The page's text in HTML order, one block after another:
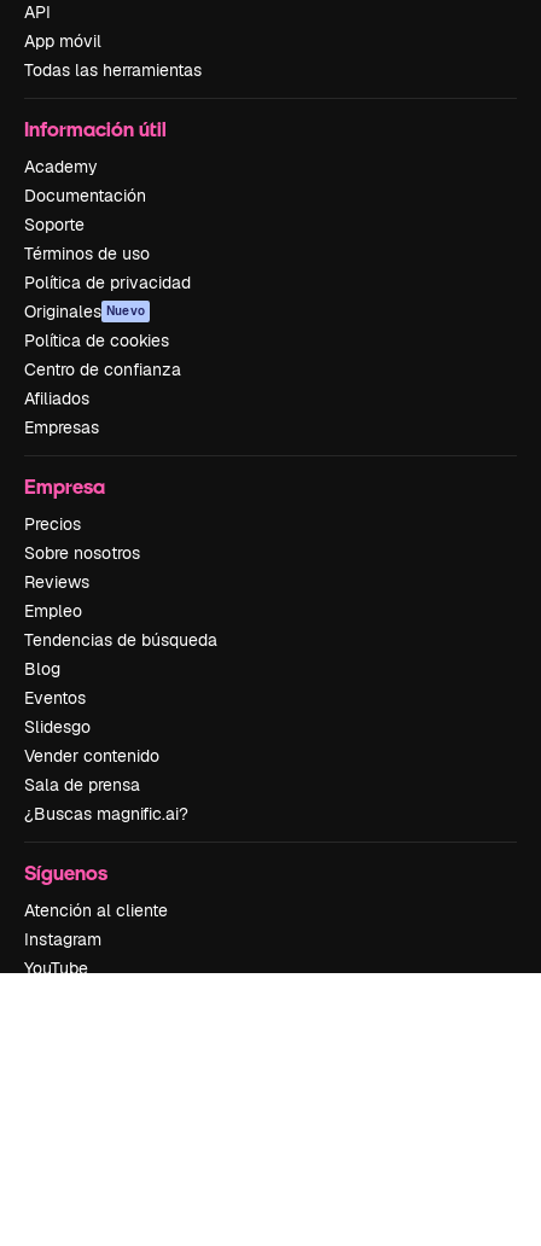
API
App móvil
Todas las herramientas
Información útil
Academy
Documentación
Soporte
Términos de uso
Política de privacidad
Originales Nuevo
Política de cookies
Centro de confianza
Afiliados
Empresas
Empresa
Precios
Sobre nosotros
Reviews
Empleo
Tendencias de búsqueda
Blog
Eventos
Slidesgo
Vender contenido
Sala de prensa
¿Buscas magnific.ai?
Síguenos
Atención al cliente
Instagram
YouTube